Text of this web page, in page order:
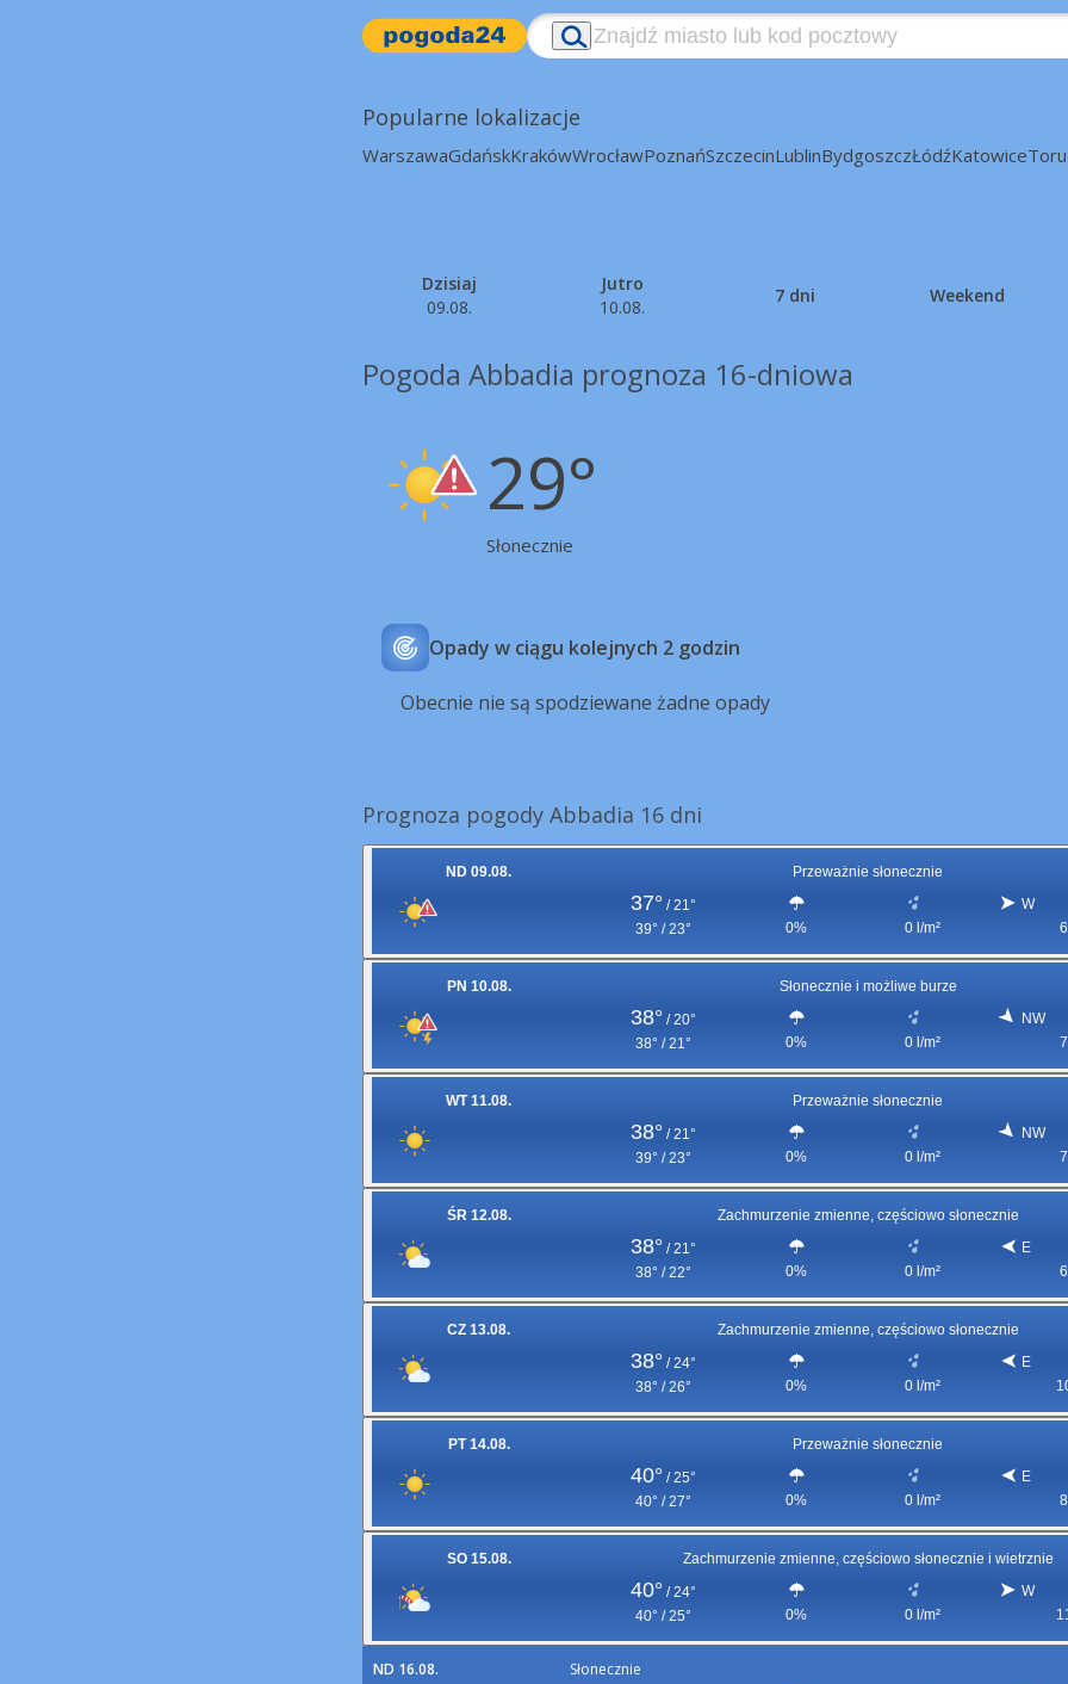
Popularne lokalizacje
WarszawaGdańskKrakówWrocławPoznańSzczecinLublinBydgoszczŁódźKatowice
Dzisiaj
09.08.
Jutro
10.08.
7 dni Weekend
Pogoda Abbadia prognoza 16-dniowa
29°
Słonecznie
Opady w ciągu kolejnych 2 godzin
Obecnie nie są spodziewane żadne opady
Prognoza pogody Abbadia 16 dni
ND 09.08. Przeważnie słonecznie
37° / 21°
39° / 23°
0% 0 l/m²
W
PN 10.08. Słonecznie i możliwe burze
38° / 20°
38° / 21°
0% 0 l/m²
NW
WT 11.08. Przeważnie słonecznie
38° / 21°
39° / 23°
0% 0 l/m²
NW
ŚR 12.08. Zachmurzenie zmienne, częściowo słonecznie
38° / 21°
38° / 22°
0% 0 l/m²
E
CZ 13.08. Zachmurzenie zmienne, częściowo słonecznie
38° / 24°
38° / 26°
0% 0 l/m²
E
PT 14.08. Przeważnie słonecznie
40° / 25°
40° / 27°
0% 0 l/m²
E
SO 15.08. Zachmurzenie zmienne, częściowo słonecznie i wietrznie
40° / 24°
40° / 25°
0% 0 l/m²
W
ND 16.08. Słonecznie